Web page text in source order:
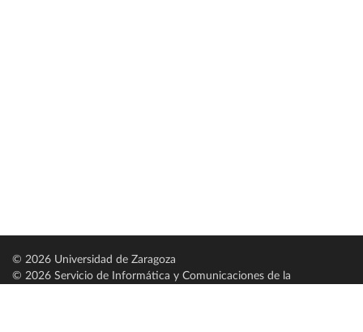
© 2026 Universidad de Zaragoza
© 2026 Servicio de Informática y Comunicaciones de la